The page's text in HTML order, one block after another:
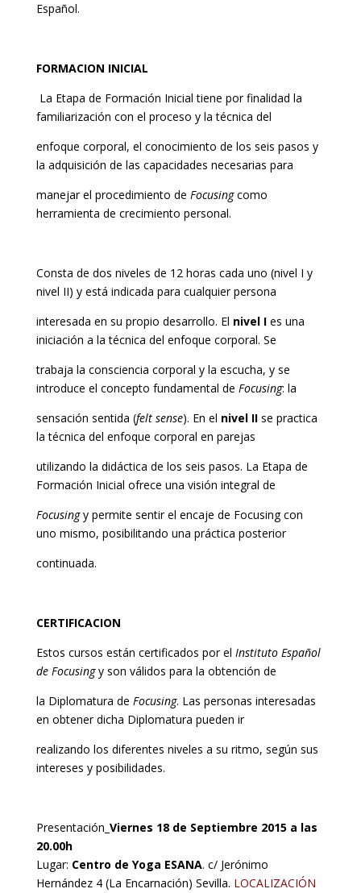
Español.
FORMACION INICIAL
La Etapa de Formación Inicial tiene por finalidad la
familiarización con el proceso y la técnica del
enfoque corporal, el conocimiento de los seis pasos y
la adquisición de las capacidades necesarias para
manejar el procedimiento de Focusingcomo
herramienta de crecimiento personal.
Consta de dos niveles de 12 horas cada uno (nivel I y
nivel II) y está indicada para cualquier persona
interesada en su propio desarrollo. El nivel I es una
iniciación a la técnica del enfoque corporal. Se
trabaja la consciencia corporal y la escucha, y se
introduce el concepto fundamental de Focusing: la
sensación sentida (felt sense). En el nivel II se practica
la técnica del enfoque corporal en parejas
utilizando la didáctica de los seis pasos. La Etapa de
Formación Inicial ofrece una visión integral de
Focusingy permite sentir el encaje de Focusing con
uno mismo, posibilitando una práctica posterior
continuada.
CERTIFICACION
Estos cursos están certificados por el Instituto Español
de Focusingy son válidos para la obtención de
la Diplomatura de Focusing. Las personas interesadas
en obtener dicha Diplomatura pueden ir
realizando los diferentes niveles a su ritmo, según sus
intereses y posibilidades.
Presentación_ Viernes 18 de Septiembre 2015 a las
20.00h
Lugar: Centro de Yoga ESANA. c/ Jerónimo
Hernández 4 (La Encarnación) Sevilla. LOCALIZACIÓN